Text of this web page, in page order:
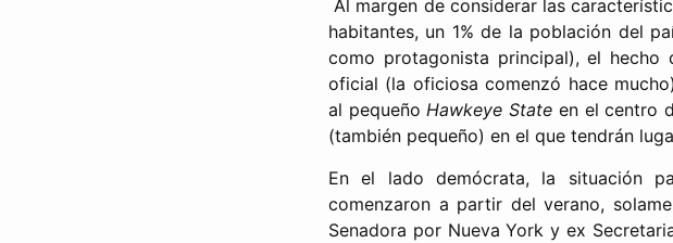
Al margen de considerar las
habitantes, un 1% de la población del
como protagonista principal), el
oficial (la oficiosa comenzó hace
al pequeño Hawkeye State en el centro
(también pequeño) en el que tendrán
En el lado demócrata, la situación
comenzaron a partir del verano,
Senadora por Nueva York y ex